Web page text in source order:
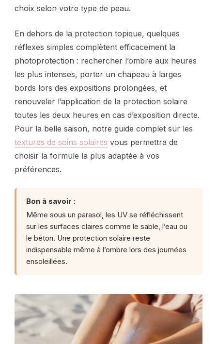
choix selon votre type de peau.
En dehors de la protection topique, quelques
réflexes simples complètent efficacement la
photoprotection : rechercher l’ombre aux heures
les plus intenses, porter un chapeau à larges
bords lors des expositions prolongées, et
renouveler l’application de la protection solaire
toutes les deux heures en cas d’exposition directe.
Pour la belle saison, notre guide complet sur les
textures de soins solaires vous permettra de
choisir la formule la plus adaptée à vos
préférences.
Bon à savoir :
Même sous un parasol, les UV se réfléchissent
sur les surfaces claires comme le sable, l’eau ou
le béton. Une protection solaire reste
indispensable même à l’ombre lors des journées
ensoleillées.